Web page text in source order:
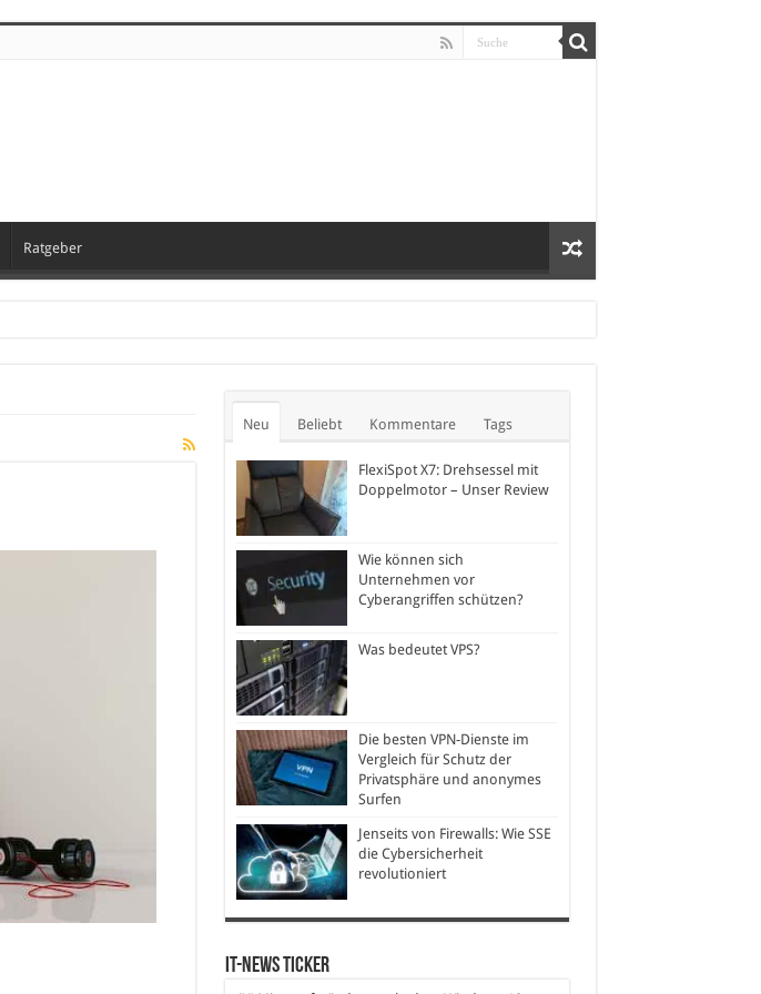
Ratgeber
Neu Beliebt Kommentare Tags
FlexiSpot X7: Drehsessel mit
Doppelmotor – Unser Review
Wie können sich
Unternehmen vor
Cyberangriffen schützen?
Was bedeutet VPS?
Die besten VPN-Dienste im
Vergleich für Schutz der
Privatsphäre und anonymes
Surfen
Jenseits von Firewalls: Wie SSE
die Cybersicherheit
revolutioniert
IT-News Ticker